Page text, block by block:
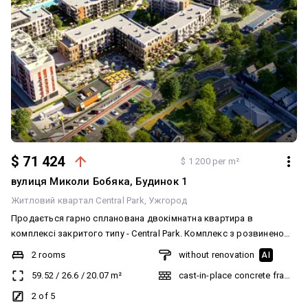
транспорту). За деталями звертайтеся за номером телефону.
$ 71 424 $ 1 200 per m²
вулиця Миколи Бобяка, Будинок 1
Житловий квартал Central Park Ужгород
Продається гарно спланована двокімнатна квартира в
комплексі закритого типу - Central Park. Комплекс з розвиненою
інфраструктурою. На території комплексу школа, дитячий
садок, ТЦ, Сільпо, McDonalds, Sport Life з басейном, SPA.
Квартира знаходиться на 2 поверсі в 3 секції з виглядом на вул.
Бобяка. Складається з двох окремих кімнат, просторої кухні-
2 rooms
59.52 / 26.6 / 20.07m²
2 of 5
without renovation AI
cast-in-place concrete frame